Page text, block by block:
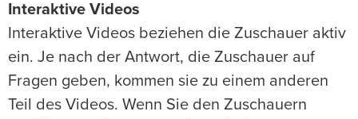
Interaktive Videos
Interaktive Videos beziehen die Zuschauer aktiv
ein. Je nach der Antwort, die Zuschauer auf
Fragen geben, kommen sie zu einem anderen
Teil des Videos. Wenn Sie den Zuschauern